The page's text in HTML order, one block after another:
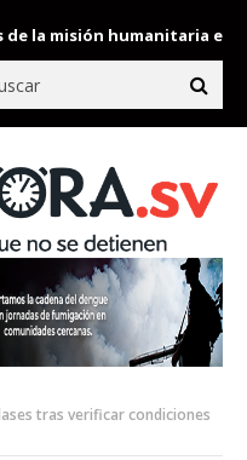
misión humanitaria
tras verificar condiciones